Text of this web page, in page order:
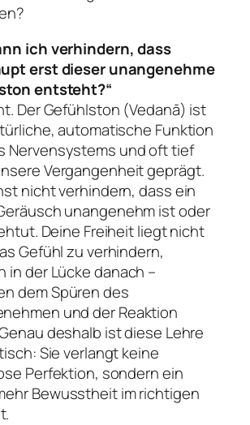
ich verhindern, dass
erst dieser unangenehme
entsteht?“
Der Gefühlston (Vedanā) ist
automatische Funktion
Nervensystems und oft tief
Vergangenheit geprägt.
nicht verhindern, dass ein
unangenehm ist oder
Deine Freiheit liegt nicht
Gefühl zu verhindern,
in der Lückedanach –
dem Spüren des
und der Reaktion
deshalb ist diese Lehre
Sie verlangt keine
Perfektion, sondern ein
Bewusstheit im richtigen